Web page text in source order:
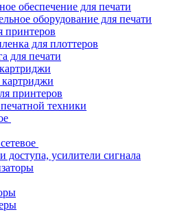
обеспечение для печати
оборудование для печати
принтеров
для плоттеров
для печати
принтеров
техники
доступа, усилители сигнала